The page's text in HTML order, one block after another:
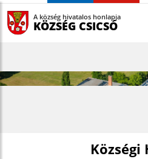
A község hivatalos honlapja
KÖZSÉG CSICSÓ
Községi